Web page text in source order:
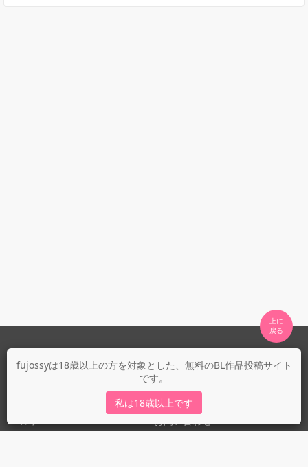
fujossyは18歳以上の方を対象とした、無料のBL作品投稿サイト
です。
私は18歳以上です
上に
fujossyについて
fujossy運営ブログ